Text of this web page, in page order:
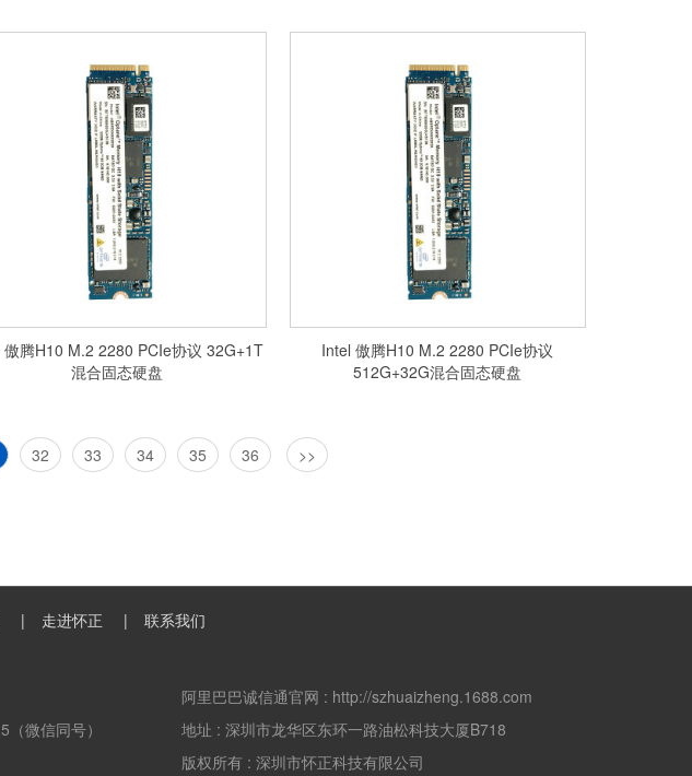
腾H10 M.2 2280 PCIe协议 32G+1T
混合固态硬盘
Intel 傲腾H10 M.2 2280 PCIe协议
512G+32G混合固态硬盘
32 33 34 35 36 >>
走进怀正 联系我们
微信同号）
阿里巴巴诚信通官网 : http://szhuaizheng.1688.com
地址 :深圳市龙华区东环一路油松科技大厦B718
版权所有 :深圳市怀正科技有限公司